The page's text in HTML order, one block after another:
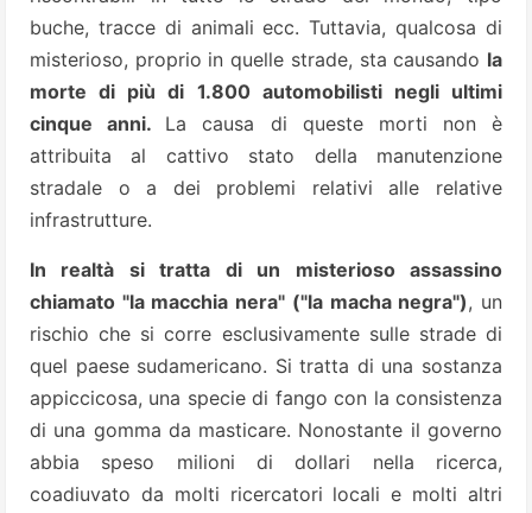
buche, tracce di animali ecc. Tuttavia, qualcosa di
misterioso, proprio in quelle strade, sta causando la
morte di più di 1.800 automobilisti negli ultimi
cinque anni. La causa di queste morti non è
attribuita al cattivo stato della manutenzione
stradale o a dei problemi relativi alle relative
infrastrutture.
In realtà si tratta di un misterioso assassino
chiamato "la macchia nera" ("la macha negra"), un
rischio che si corre esclusivamente sulle strade di
quel paese sudamericano. Si tratta di una sostanza
appiccicosa, una specie di fango con la consistenza
di una gomma da masticare. Nonostante il governo
abbia speso milioni di dollari nella ricerca,
coadiuvato da molti ricercatori locali e molti altri